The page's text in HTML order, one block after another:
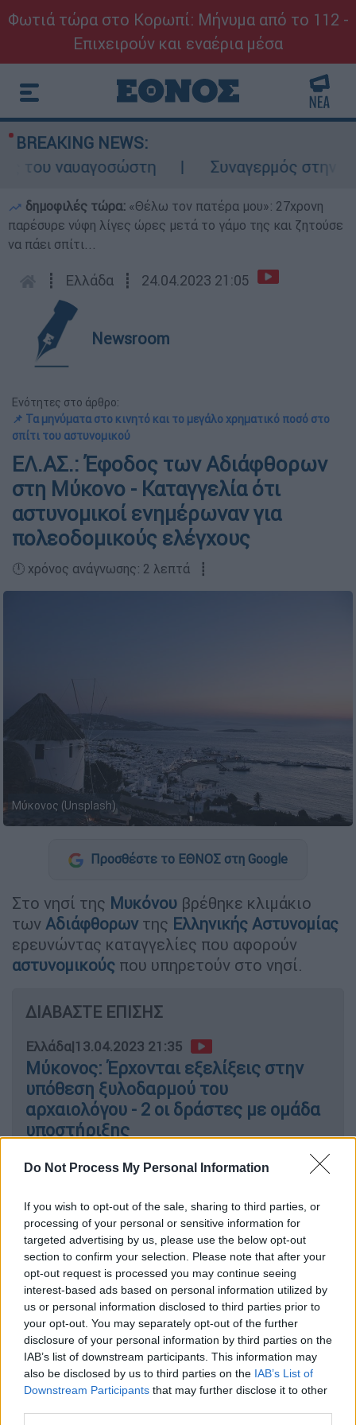
Do Not Process My Personal Information
If you wish to opt-out of the sale, sharing to third parties, or
processing of your personal or sensitive information for
targeted advertising by us, please use the below opt-out
section to confirm your selection. Please note that after your
opt-out request is processed you may continue seeing
interest-based ads based on personal information utilized by
us or personal information disclosed to third parties prior to
your opt-out. You may separately opt-out of the further
disclosure of your personal information by third parties on the
IAB’s list of downstream participants. This information may
also be disclosed by us to third parties on the IAB’s List of
Downstream Participants that may further disclose it to other
Φωτιά τώρα στο Κορωπί: Μήνυμα από το 112 -
Επιχειρούν και εναέρια μέσα
BREAKING NEWS:
ναυαγοσώστη
Συναγερμός στην
δημοφιλές τώρα: «Θέλω τον πατέρα μου»: 27χρονη
παρέσυρε νύφη λίγες ώρες μετά το γάμο της και ζητούσε
να πάει σπίτι...
┋ Ελλάδα ┋ 24.04.2023 21:05
Newsroom
Ενότητες στο άρθρο:
📌 Τα μηνύματα στο κινητό και το μεγάλο χρηματικό ποσό στο
σπίτι του αστυνομικού
ΕΛ.ΑΣ.: Έφοδος των Αδιάφθορων
στη Μύκονο - Καταγγελία ότι
αστυνομικοί ενημέρωναν για
πολεοδομικούς ελέγχους
🕛 χρόνος ανάγνωσης: 2 λεπτά ┋
Μύκονος (Unsplash)
Προσθέστε το ΕΘΝΟΣ στη Google
Στο νησί της Μυκόνου βρέθηκε κλιμάκιο
των Αδιάφθορωντης Ελληνικής Αστυνομίας
ερευνώντας καταγγελίες που αφορούν
αστυνομικούς που υπηρετούν στο νησί.
ΔΙΑΒΑΣΤΕ ΕΠΙΣΗΣ
Ελλάδα|13.04.2023 21:35
Μύκονος: Έρχονται εξελίξεις στην
υπόθεση ξυλοδαρμού του
αρχαιολόγου - 2 οι δράστες με ομάδα
υποστήριξης
Σύμφωνα με τα όσα μετέδωσε στο κεντρικό
δελτίο ειδήσεωντουOPENηΜίνα
Καραμήτρου,το μήνυμα το οποίο βρέθηκε
στοκινητό τηλέφωνο εργολάβου,που είχε
συνομιλία με έναν 30χρονο αστυνομικό ο
οποίος βρίσκεται και υπηρετεί στο νησί,
ανέφερε«τα παιδιά θέλουν κάτι». Ο
αστυνομικός είναι στη Μύκονο με απόσπαση
από τον Νοέμβριο του 2021.